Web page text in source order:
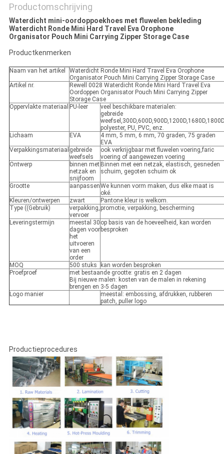
Productomschrijving
Waterdicht mini-oordoppoekhoes met fluwelen bekleding
Waterdicht Ronde Mini Hard Travel Eva Orophone
Organisator Pouch Mini Carrying Zipper Storage Case
Productkenmerken
Naam van het artikel
Waterdicht Ronde Mini Hard Travel Eva Orophone
Organisator Pouch Mini Carrying Zipper Storage Case
Artikel nr.
Rewell 0028 Waterdicht Ronde Mini Hard Travel Eva
Oordoppen Organisator Pouch Mini Carrying Zipper
Storage Case
Oppervlakte materiaal PU-leer
veel beschikbare materialen:
gebreide
polyester, PU, PVC, enz.
Lichaam
EVA
4 mm, 5 mm, 6 mm, 70 graden, 75 graden
EVA
Verpakkingsmateriaal gebreide
weefsels
ook verkrijgbaar met fluwelen voering,faric
voering of aangewezen voering
Ontwerp
binnen met
netzak en
snijfoom
Binnen met een netzak, elastisch, gesneden
schuim, gegoten schuim ok
Grootte aanpassenWe kunnen vorm maken, dus elke maat is
oké.
Kleuren/ontwerpen
zwart
Pantone kleur is welkom.
Type ((Gebruik)
verpakking,
vervoer
promotie, verpakking, bescherming
Leveringstermijn
meestal 30
dagen voor
het
uitvoeren
van een
order
op basis van de hoeveelheid, kan worden
besproken
MOQ 500 stuks
kan worden besproken
Proefproef
met bestaande grootte: gratis en 2 dagen
Bij nieuwe malen: kosten van de malen in rekening
brengen en 3-5 dagen
Logo manier
meestal: embossing, afdrukken, rubberen
patch, puller logo
Productieprocedures